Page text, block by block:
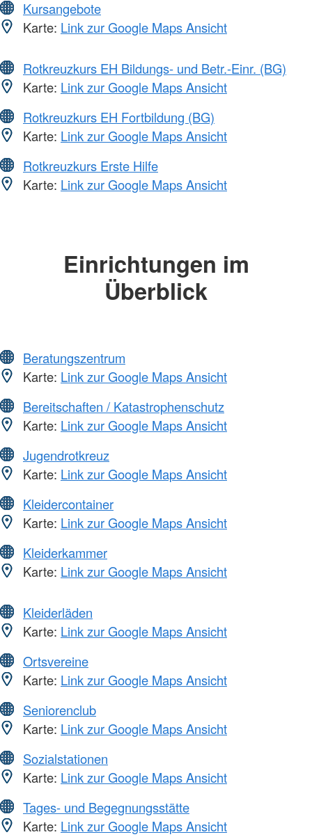
Kursangebote
Karte: Link zur Google Maps Ansicht
Rotkreuzkurs EH Bildungs- und Betr.-Einr. (BG)
Karte: Link zur Google Maps Ansicht
Rotkreuzkurs EH Fortbildung (BG)
Karte: Link zur Google Maps Ansicht
Rotkreuzkurs Erste Hilfe
Karte: Link zur Google Maps Ansicht
Einrichtungen im
Überblick
Beratungszentrum
Karte: Link zur Google Maps Ansicht
Bereitschaften / Katastrophenschutz
Karte: Link zur Google Maps Ansicht
Jugendrotkreuz
Karte: Link zur Google Maps Ansicht
Kleidercontainer
Karte: Link zur Google Maps Ansicht
Kleiderkammer
Karte: Link zur Google Maps Ansicht
Kleiderläden
Karte: Link zur Google Maps Ansicht
Ortsvereine
Karte: Link zur Google Maps Ansicht
Seniorenclub
Karte: Link zur Google Maps Ansicht
Sozialstationen
Karte: Link zur Google Maps Ansicht
Tages- und Begegnungsstätte
Karte: Link zur Google Maps Ansicht